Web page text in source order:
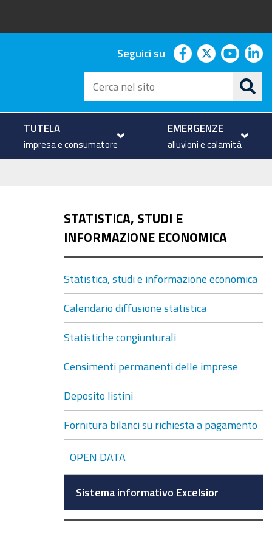
Seguici su facebook
twitter
Cerca
nel
sito
TUTELA
impresa e consumatore
EMERGENZE
alluvioni e calamità
STATISTICA, STUDI E
INFORMAZIONE ECONOMICA
Statistica, studi e informazione economica
Calendario diffusione statistica
Statistiche congiunturali
Censimenti permanenti delle imprese
Deposito listini
Fornitura bilanci su richiesta a pagamento
OPEN DATA
Sistema informativo Excelsior